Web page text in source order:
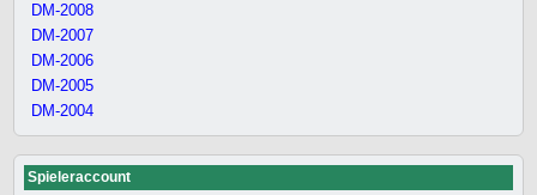
DM-2008
DM-2007
DM-2006
DM-2005
DM-2004
Spieleraccount